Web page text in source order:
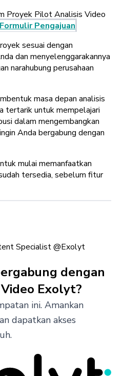
Proyek Pilot Analisis Video
Pengajuan
sesuai dengan
dan menyelenggarakannya
narahubung perusahaan
masa depan analisis
tertarik untuk mempelajari
dalam mengembangkan
Anda bergabung dengan
mulai memanfaatkan
tersedia, sebelum fitur
Specialist @Exolyt
dengan
Exolyt?
ini. Amankan
dapatkan akses